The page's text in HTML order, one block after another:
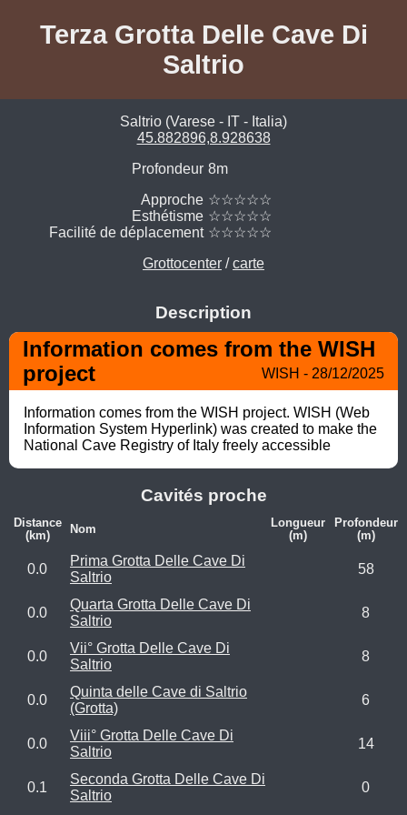
Terza Grotta Delle Cave Di
Saltrio
Saltrio (Varese - IT - Italia)
45.882896,8.928638
Profondeur 8m
Approche ☆☆☆☆☆
Esthétisme ☆☆☆☆☆
Facilité de déplacement ☆☆☆☆☆
Grottocenter /carte
Description
Information comes from the WISH
project
WISH - 28/12/2025
Information comes from the WISH project. WISH (Web
Information System Hyperlink) was created to make the
National Cave Registry of Italy freely accessible
Cavités proche
Distance
(km)
Nom
Longueur
(m)
Profondeur
(m)
0.0
Prima Grotta Delle Cave Di
Saltrio
58
0.0
Quarta Grotta Delle Cave Di
Saltrio
8
0.0
Vii° Grotta Delle Cave Di
Saltrio
8
0.0
Quinta delle Cave di Saltrio
(Grotta)
6
0.0
Viii° Grotta Delle Cave Di
Saltrio
14
0.1
Seconda Grotta Delle Cave Di
Saltrio
0